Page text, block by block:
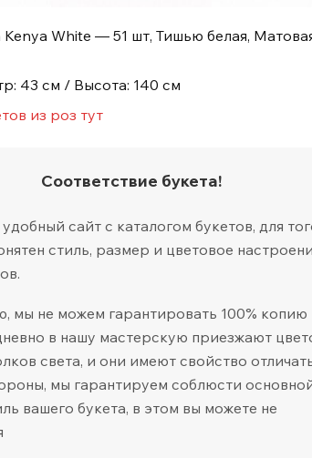
Kenya White — 51 шт, Тишью белая,
43 см / Высота: 140 см
из роз тут
Соответствие букета!
сайт с каталогом букетов, для
стиль, размер и цветовое
мы не можем гарантировать 100% копию
в нашу мастерскую приезжают
света, и они имеют свойство
мы гарантируем соблюсти
вашего букета, в этом вы можете не